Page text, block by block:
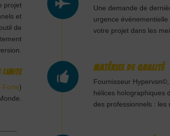
projet
et
de
limite
Forte)
Une demande de
urgence
votre projet dans les
MATÉRIEL DE QUALITÉ
Fournisseur
hélices holographiques
des professionnels : les